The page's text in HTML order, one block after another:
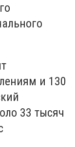
и 130
33 тысяч